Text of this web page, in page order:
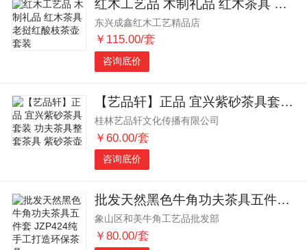
红木工艺品 木制礼品 红木茶具 老挝红酸枝茶壶套装
东兴成鑫红木工艺精品店
￥115.00/套
咨询底价
【艺品轩】正品 宜兴紫砂茶具套装 功夫茶具整套茶具 紫砂茶壶
桂林艺品轩文化传播有限公司
￥60.00/套
咨询底价
批发天然黑色牛角功夫茶具五件套 JZP424纯手工打造环保茶具
象山区和美牛角工艺品批发部
￥80.00/套